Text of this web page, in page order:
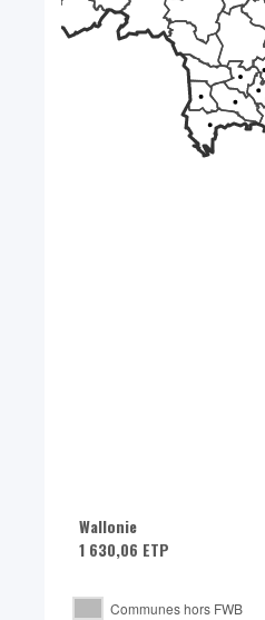
Wallonie
1 630,06 ETP
Communes hors FWB